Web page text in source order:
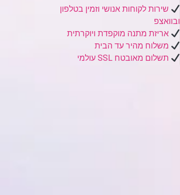
שירות לקוחות אנושי וזמין בטלפון
ובוואצפ
אריזת מתנה מוקפדת ויוקרתית
משלוח מהיר עד הבית
תשלום מאובטח SSL עולמי